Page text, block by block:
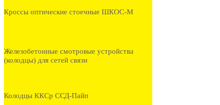
Кроссы оптические стоечные ШКОС-М
Железобетонные смотровые устройства
(колодцы) для сетей связи
Колодцы ККСр ССД-Пайп